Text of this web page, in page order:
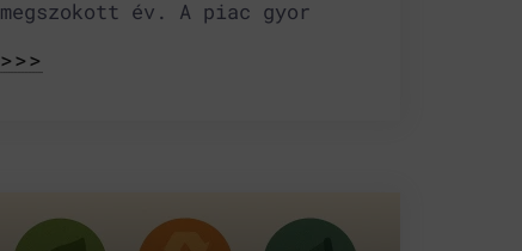
megszokott év. A piac gyor
>>>